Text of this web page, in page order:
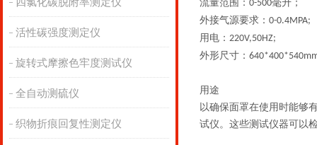
活性碳强度测定仪
旋转式摩擦色牢度测试仪
全自动测硫仪
织物折痕回复性测定仪
流量范围： 0-500毫升；
外接气源要求： 0-0.4MPA;
用电： 220V,50HZ;
外形尺寸：
用途
以确保面罩在使用时能够
试仪。这些测试仪器可以